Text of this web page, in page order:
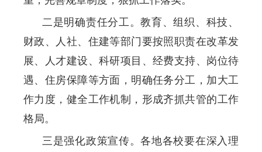
二是明确责任分工。教育、组织、科技、
财政、人社、住建等部门要按照职责在改革发
展、人才建设、科研项目、经费支持、岗位待
遇、住房保障等方面，明确任务分工，加大工
作力度，健全工作机制，形成齐抓共管的工作
格局。
三是强化政策宣传。各地各校要在深入理